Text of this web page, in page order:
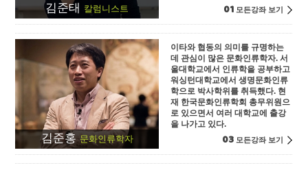
김준태 칼럼니스트 01 모든강좌 보기
김준홍문화인류학자
이타와 협동의 의미를 규명하는
데 관심이 많은 문화인류학자. 서
울대학교에서 인류학을 공부하고
워싱턴대학교에서 생명문화인류
학으로 박사학위를 취득했다. 현
재 한국문화인류학회 총무위원으
로 있으면서 여러 대학교에 출강
을 나가고 있다.
03모든강좌 보기